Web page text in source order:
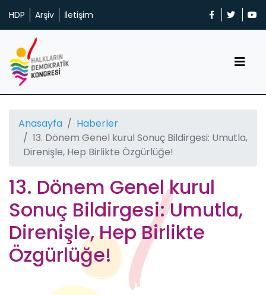
HDP Arşiv İletişim
Anasayfa
Haberler
13. Dönem Genel kurul Sonuç Bildirgesi: Umutla,
Direnişle, Hep Birlikte Özgürlüğe!
13. Dönem Genel kurul
Sonuç Bildirgesi: Umutla,
Direnişle, Hep Birlikte
Özgürlüğe!